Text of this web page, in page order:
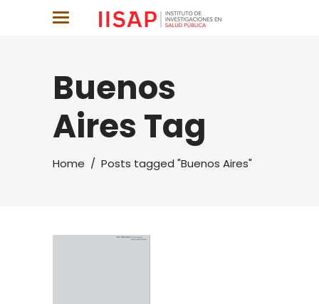
Buenos
Aires Tag
Home / Posts tagged "Buenos Aires"